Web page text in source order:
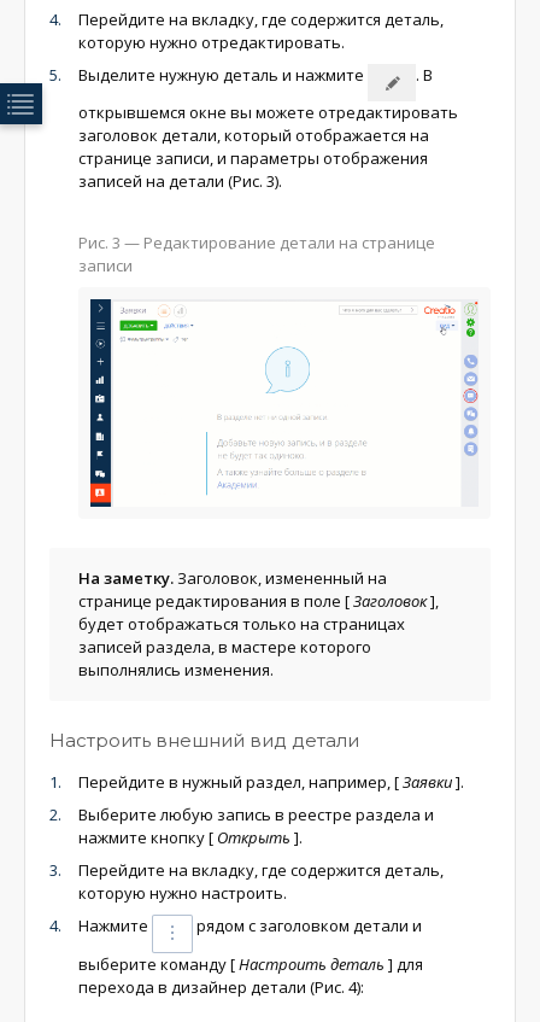
Перейдите на вкладку, где содержится деталь,
которую нужно отредактировать.
Выделите нужную деталь и нажмите
. В
открывшемся окне вы можете отредактировать
заголовок детали, который отображается на
странице записи, и параметры отображения
записей на детали (Рис. 3).
Рис. 3 — Редактирование детали на странице
записи
На заметку. Заголовок, измененный на
странице редактирования в поле [Заголовок],
будет отображаться только на страницах
записей раздела, в мастере которого
выполнялись изменения.
Настроить внешний вид детали
Перейдите в нужный раздел, например,[Заявки].
Выберите любую запись в реестре раздела и
нажмите кнопку[ Открыть ].
Перейдите на вкладку, где содержится деталь,
которую нужно настроить.
Нажмите
рядом с заголовком детали и
выберите команду[Настроить деталь ] для
перехода в дизайнер детали (Рис. 4):